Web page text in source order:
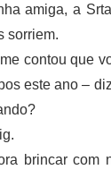
amiga, a
sorriem.
contou que
este ano –
brincar com